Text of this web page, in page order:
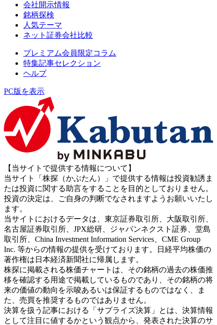
会社開示情報
銘柄探検
人気テーマ
ネット証券会社比較
プレミアム会員限定コラム
特集記事セレクション
ヘルプ
PC版を表示
【当サイトで提供する情報について】
当サイト「株探（かぶたん）」で提供する情報は投資勧誘ま
たは投資に関する助言をすることを目的としておりません。
投資の決定は、ご自身の判断でなされますようお願いいたし
ます。
当サイトにおけるデータは、東京証券取引所、大阪取引所、
名古屋証券取引所、JPX総研、ジャパンネクスト証券、堂島
取引所、China Investment Information Services、CME Group
Inc. 等からの情報の提供を受けております。日経平均株価の
著作権は日本経済新聞社に帰属します。
株探に掲載される株価チャートは、その銘柄の過去の株価推
移を確認する用途で掲載しているものであり、その銘柄の将
来の価値の動向を示唆あるいは保証するものではなく、ま
た、売買を推奨するものではありません。
決算を扱う記事における「サプライズ決算」とは、決算情報
として注目に値するかという観点から、発表された決算のサ